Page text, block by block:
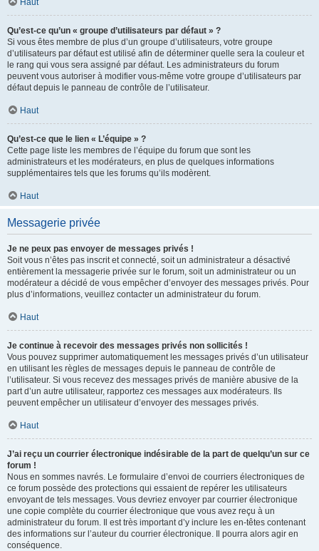
Haut
Qu’est-ce qu’un « groupe d’utilisateurs par défaut » ?
Si vous êtes membre de plus d’un groupe d’utilisateurs, votre groupe
d’utilisateurs par défaut est utilisé afin de déterminer quelle sera la couleur et
le rang qui vous sera assigné par défaut. Les administrateurs du forum
peuvent vous autoriser à modifier vous-même votre groupe d’utilisateurs par
défaut depuis le panneau de contrôle de l’utilisateur.
Haut
Qu’est-ce que le lien « L’équipe » ?
Cette page liste les membres de l’équipe du forum que sont les
administrateurs et les modérateurs, en plus de quelques informations
supplémentaires tels que les forums qu’ils modèrent.
Haut
Messagerie privée
Je ne peux pas envoyer de messages privés !
Soit vous n’êtes pas inscrit et connecté, soit un administrateur a désactivé
entièrement la messagerie privée sur le forum, soit un administrateur ou un
modérateur a décidé de vous empêcher d’envoyer des messages privés. Pour
plus d’informations, veuillez contacter un administrateur du forum.
Haut
Je continue à recevoir des messages privés non sollicités !
Vous pouvez supprimer automatiquement les messages privés d’un utilisateur
en utilisant les règles de messages depuis le panneau de contrôle de
l’utilisateur. Si vous recevez des messages privés de manière abusive de la
part d’un autre utilisateur, rapportez ces messages aux modérateurs. Ils
peuvent empêcher un utilisateur d’envoyer des messages privés.
Haut
J’ai reçu un courrier électronique indésirable de la part de quelqu’un sur ce
forum !
Nous en sommes navrés. Le formulaire d’envoi de courriers électroniques de
ce forum possède des protections qui essaient de repérer les utilisateurs
envoyant de tels messages. Vous devriez envoyer par courrier électronique
une copie complète du courrier électronique que vous avez reçu à un
administrateur du forum. Il est très important d’y inclure les en-têtes contenant
des informations sur l’auteur du courrier électronique. Il pourra alors agir en
conséquence.